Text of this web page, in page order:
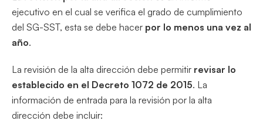
ejecutivo en el cual se verifica el grado de cumplimiento
del SG-SST, esta se debe hacer por lo menos una vez al
año.
La revisión de la alta dirección debe permitir revisar lo
establecido en el Decreto 1072 de 2015. La
información de entrada para la revisión por la alta
dirección debe incluir: